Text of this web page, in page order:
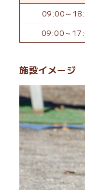
09:00～
09:00～
施設イメージ